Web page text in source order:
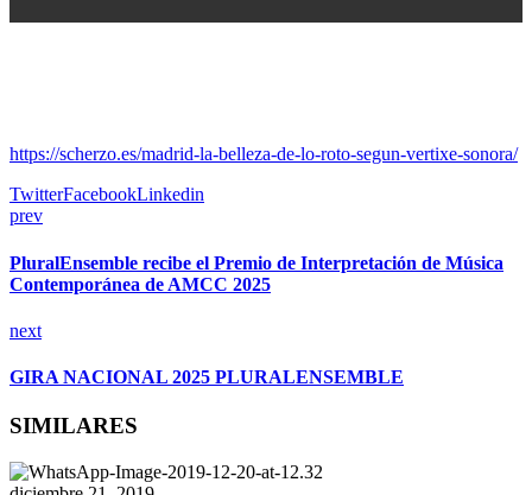
https://scherzo.es/madrid-la-belleza-de-lo-roto-segun-vertixe-sonora/
TwitterFacebookLinkedin
prev
PluralEnsemble recibe el Premio de Interpretación de Música
Contemporánea de AMCC 2025
next
GIRA NACIONAL 2025 PLURALENSEMBLE
SIMILARES